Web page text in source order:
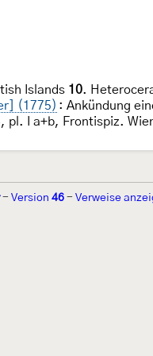
Islands 10.
(1775) : Ankündung
pl. I a+b, Frontispiz.
- Version 46 - Verweise